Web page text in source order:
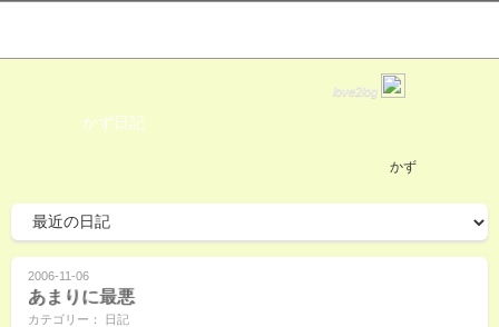
love2log
かず日記
かず
2006-11-06
あまりに最悪
カテゴリー： 日記